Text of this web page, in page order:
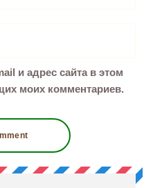
и адрес сайта в этом
моих комментариев.